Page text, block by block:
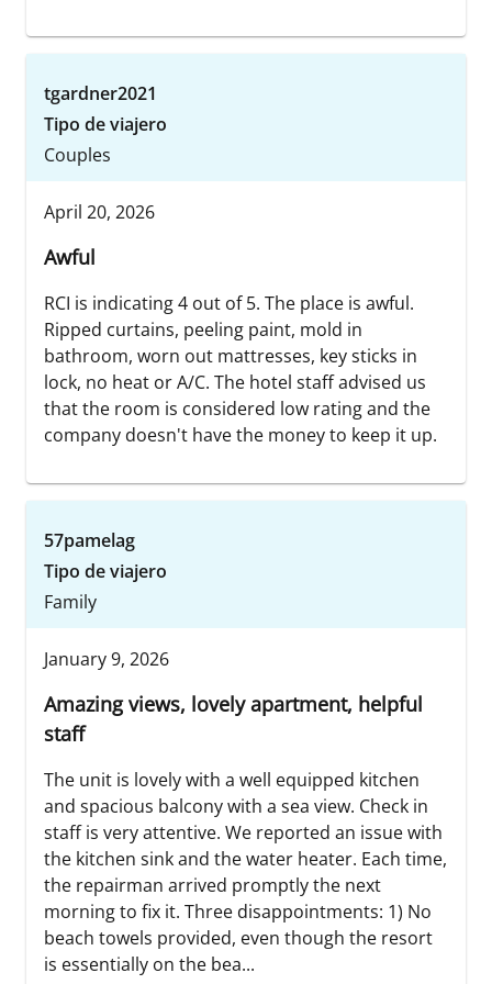
tgardner2021
Tipo de viajero
Couples
April 20, 2026
Awful
RCI is indicating 4 out of 5. The place is awful.
Ripped curtains, peeling paint, mold in
bathroom, worn out mattresses, key sticks in
lock, no heat or A/C. The hotel staff advised us
that the room is considered low rating and the
company doesn't have the money to keep it up.
57pamelag
Tipo de viajero
Family
January 9, 2026
Amazing views, lovely apartment, helpful
staff
The unit is lovely with a well equipped kitchen
and spacious balcony with a sea view. Check in
staff is very attentive. We reported an issue with
the kitchen sink and the water heater. Each time,
the repairman arrived promptly the next
morning to fix it. Three disappointments: 1) No
beach towels provided, even though the resort
is essentially on the bea...